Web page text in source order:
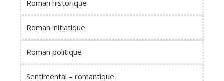
Roman historique
Roman initiatique
Roman politique
Sentimental – romantique